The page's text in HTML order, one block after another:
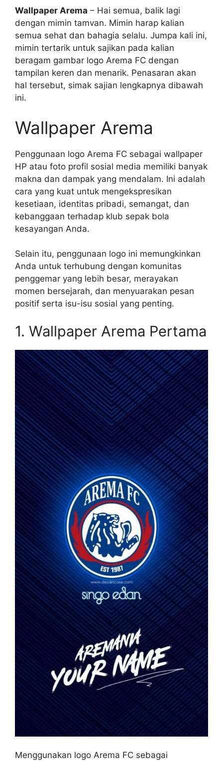
Wallpaper Arema – Hai semua, balik lagi
dengan mimin tamvan. Mimin harap kalian
semua sehat dan bahagia selalu. Jumpa kali ini,
mimin tertarik untuk sajikan pada kalian
beragam gambar logo Arema FC dengan
tampilan keren dan menarik. Penasaran akan
hal tersebut, simak sajian lengkapnya dibawah
ini.
Wallpaper Arema
Penggunaan logo Arema FC sebagai wallpaper
HP atau foto profil sosial media memiliki banyak
makna dan dampak yang mendalam. Ini adalah
cara yang kuat untuk mengekspresikan
kesetiaan, identitas pribadi, semangat, dan
kebanggaan terhadap klub sepak bola
kesayangan Anda.
Selain itu, penggunaan logo ini memungkinkan
Anda untuk terhubung dengan komunitas
penggemar yang lebih besar, merayakan
momen bersejarah, dan menyuarakan pesan
positif serta isu-isu sosial yang penting.
1. Wallpaper Arema Pertama
Menggunakan logo Arema FC sebagai